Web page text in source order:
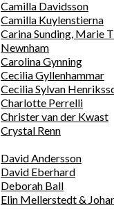
Camilla Davidsson
Camilla Kuylenstierna
Carina Sunding, Marie
Newnham
Carolina Gynning
Cecilia Gyllenhammar
Cecilia Sylvan
Charlotte Perrelli
Christer van der Kwast
Crystal Renn
David Andersson
David Eberhard
Deborah Ball
Elin Mellerstedt &